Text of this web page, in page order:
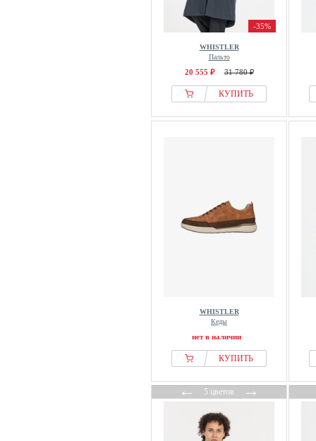
-35%
WHISTLER
Пальто
20 555 ₽ 31 780 ₽
КУПИТЬ
WHISTLER
Кеды
нет в наличии
КУПИТЬ
←5 цветов→